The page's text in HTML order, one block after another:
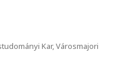
Kar, Városmajori